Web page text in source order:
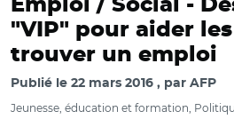
Emploi / Social -
"VIP" pour aider
trouver un emploi
Publié le 22 mars 2016 par AFP
Jeunesse, éducation et formation,